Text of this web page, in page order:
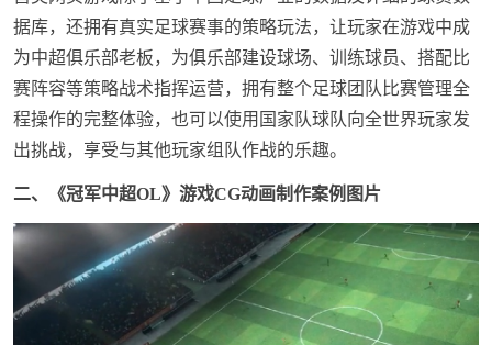
据库，还拥有真实足球赛事的策略玩法，让玩家在游戏中成
为中超俱乐部老板，为俱乐部建设球场、训练球员、搭配比
赛阵容等策略战术指挥运营，拥有整个足球团队比赛管理全
程操作的完整体验，也可以使用国家队球队向全世界玩家发
出挑战，享受与其他玩家组队作战的乐趣。
二、 《冠军中超OL》 游戏CG动画制作案例图片